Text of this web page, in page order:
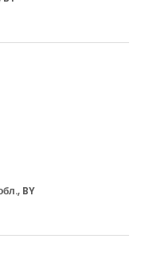
BY